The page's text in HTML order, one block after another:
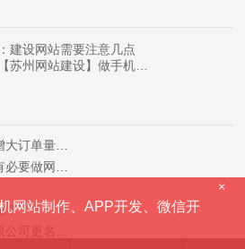
建设网站需要注意几点
苏州网站建设】做手机…
大订单量…
必要做网…
？
公司更名…
×
网站制作、APP开发、微信开